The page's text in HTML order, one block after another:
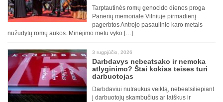
Tarptautinės romų genocido dienos proga
Panerių memoriale Vilniuje pirmadienį
pagerbtos Antrojo pasaulinio karo metais
nužudytų romų aukos. Minėjimo metu vyko […]
3 rugpjūčio, 2026
Darbdavys nebeatsako ir nemoka
atlyginimo? Štai kokias teises turi
darbuotojas
Darbdaviui nutraukus veiklą, nebeatsiliepiant
į darbuotojų skambučius ar laiškus ir